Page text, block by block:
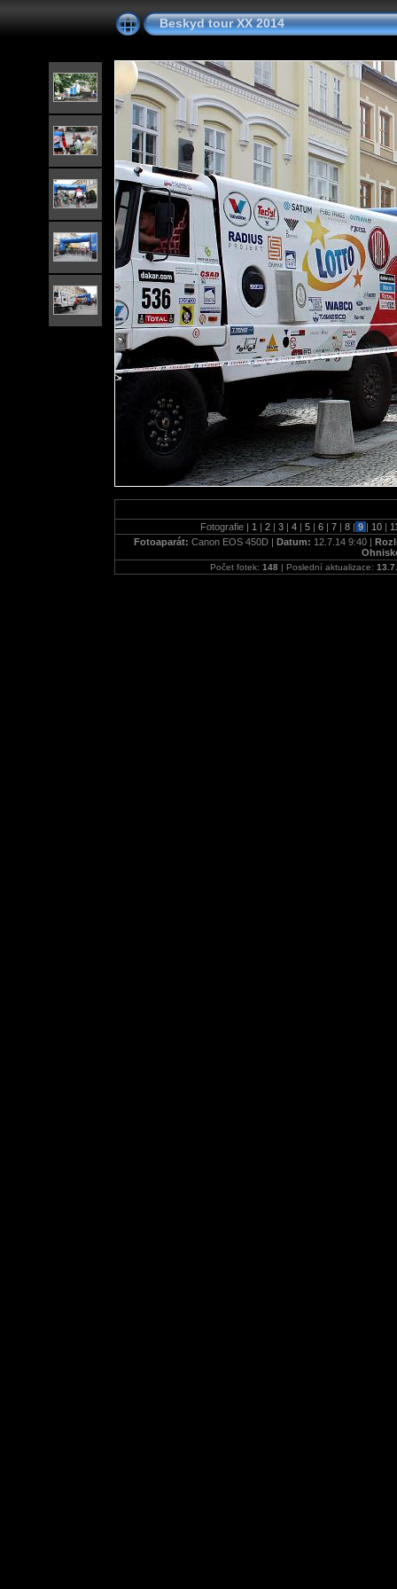
Beskyd tour XX 2014
Fotografie | 1 | 2 | 3 | 4 | 5 | 6 | 7 | 8 | 9 | 10 |
Fotoaparát: Canon EOS 450D | Datum: 12.7.14 9:40 |
Počet fotek: 148 | Poslední aktualizace: